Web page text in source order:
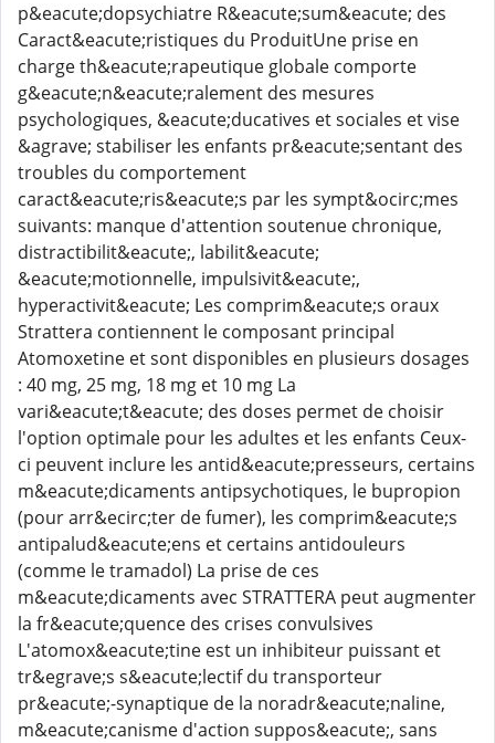
p&eacute;dopsychiatre R&eacute;sum&eacute; des
Caract&eacute;ristiques du ProduitUne prise en
charge th&eacute;rapeutique globale comporte
g&eacute;n&eacute;ralement des mesures
psychologiques, &eacute;ducatives et sociales et vise
&agrave; stabiliser les enfants pr&eacute;sentant des
troubles du comportement
caract&eacute;ris&eacute;s par les sympt&ocirc;mes
suivants: manque d'attention soutenue chronique,
distractibilit&eacute;, labilit&eacute;
&eacute;motionnelle, impulsivit&eacute;,
hyperactivit&eacute; Les comprim&eacute;s oraux
Strattera contiennent le composant principal
Atomoxetine et sont disponibles en plusieurs dosages
: 40 mg, 25 mg, 18 mg et 10 mg La
vari&eacute;t&eacute; des doses permet de choisir
l'option optimale pour les adultes et les enfants Ceux-
ci peuvent inclure les antid&eacute;presseurs, certains
m&eacute;dicaments antipsychotiques, le bupropion
(pour arr&ecirc;ter de fumer), les comprim&eacute;s
antipalud&eacute;ens et certains antidouleurs
(comme le tramadol) La prise de ces
m&eacute;dicaments avec STRATTERA peut augmenter
la fr&eacute;quence des crises convulsives
L'atomox&eacute;tine est un inhibiteur puissant et
tr&egrave;s s&eacute;lectif du transporteur
pr&eacute;-synaptique de la noradr&eacute;naline,
m&eacute;canisme d'action suppos&eacute;, sans